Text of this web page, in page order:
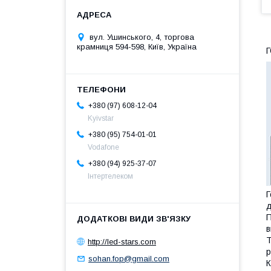
вул. Ушинського, 4, торгова
крамниця 594-598, Київ, Україна
+380 (97) 608-12-04
Kyivstar
+380 (95) 754-01-01
Vodafone
+380 (94) 925-37-07
Інтертелеком
http://led-stars.com
sohan.fop@gmail.com